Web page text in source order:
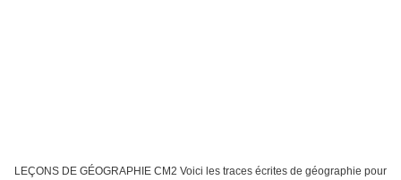
LEÇONS DE GÉOGRAPHIE CM2 Voici les traces écrites de géographie pour